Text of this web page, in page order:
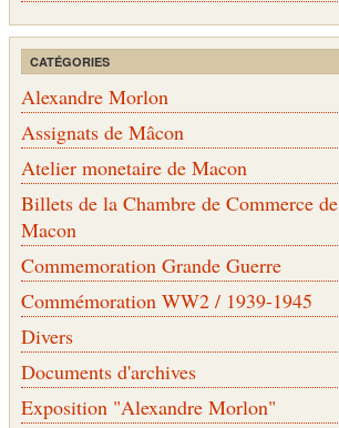
CATÉGORIES
Alexandre Morlon
Assignats de Mâcon
Atelier monetaire de Macon
Billets de la Chambre de Commerce de
Macon
Commemoration Grande Guerre
Commémoration WW2 / 1939-1945
Divers
Documents d'archives
Exposition "Alexandre Morlon"